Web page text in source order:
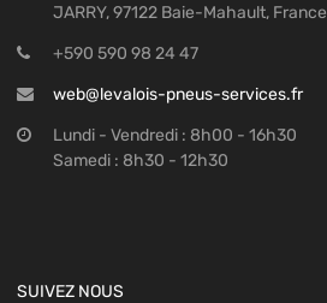
JARRY, 97122 Baie-Mahault, France
+590 590 98 24 47
web@levalois-pneus-services.fr
Lundi - Vendredi : 8h00 - 16h30
Samedi : 8h30 - 12h30
SUIVEZ NOUS